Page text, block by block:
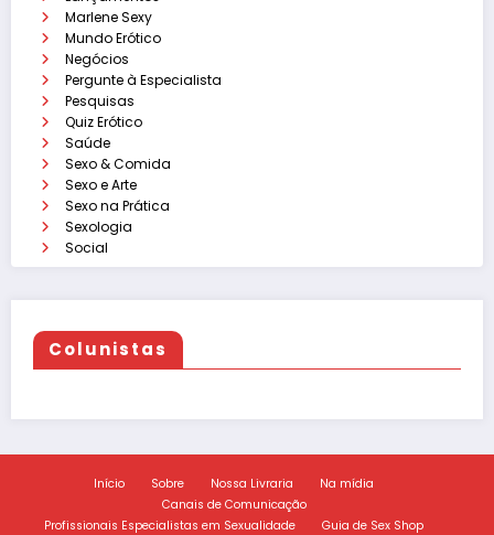
Marlene Sexy
Mundo Erótico
Negócios
Pergunte à Especialista
Pesquisas
Quiz Erótico
Saúde
Sexo & Comida
Sexo e Arte
Sexo na Prática
Sexologia
Social
Colunistas
Início Sobre Nossa Livraria
Na mídia
Canais de Comunicação
Profissionais Especialistas em Sexualidade
Guia de Sex Shop